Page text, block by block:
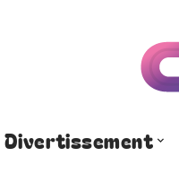
Divertissement